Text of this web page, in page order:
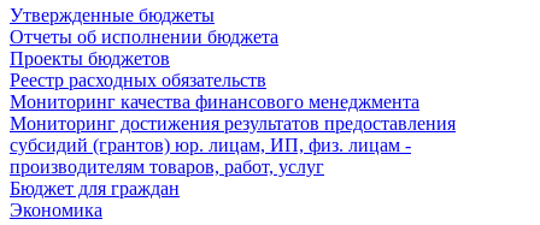
Утвержденные бюджеты
Отчеты об исполнении бюджета
Проекты бюджетов
Реестр расходных обязательств
Мониторинг качества финансового менеджмента
Мониторинг достижения результатов предоставления
субсидий (грантов) юр. лицам, ИП, физ. лицам -
производителям товаров, работ, услуг
Бюджет для граждан
Экономика